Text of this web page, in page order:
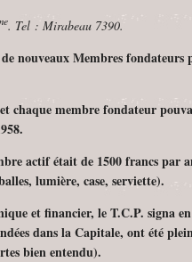
. Tel : Mirabeau 7390.
nouveaux Membres fondateurs
chaque membre fondateur
actif était de 1500 francs par
lumière, case, serviette).
et financier, le T.C.P. signa
dans la Capitale, ont été
bien entendu).